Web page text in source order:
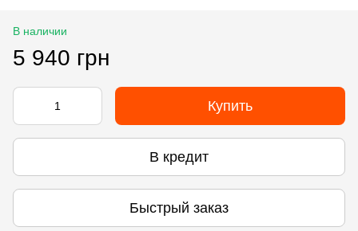
В наличии
5 940 грн
Купить
В кредит
Быстрый заказ